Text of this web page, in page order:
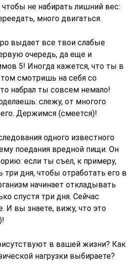
не набирать лишний вес:
много двигаться.
выдает все твои слабые
очередь, да еще и
5! Иногда кажется, что ты в
смотришь на себя со
набрал ты совсем немало!
слежу, от многого
Держимся (смеется)!
одного известного
поедания вредной пищи. Он
если ты съел, к примеру,
три дня, чтобы отработать его в
начинает откладывать
спустя три дня. Сейчас
И вы знаете, вижу, что это
в вашей жизни? Как
нагрузки выбираете?